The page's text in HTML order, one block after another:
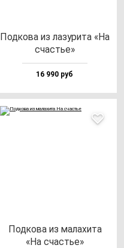
Под­ко­ва из ла­зу­ри­та «На
счастье»
16 990 руб
Под­ко­ва из ма­ла­хи­та
«На счастье»